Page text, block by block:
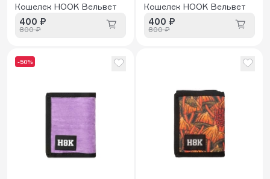
Кошелек HOOK Вельвет
400 ₽
800 ₽
Кошелек HOOK Вельвет
400 ₽
800 ₽
-50%